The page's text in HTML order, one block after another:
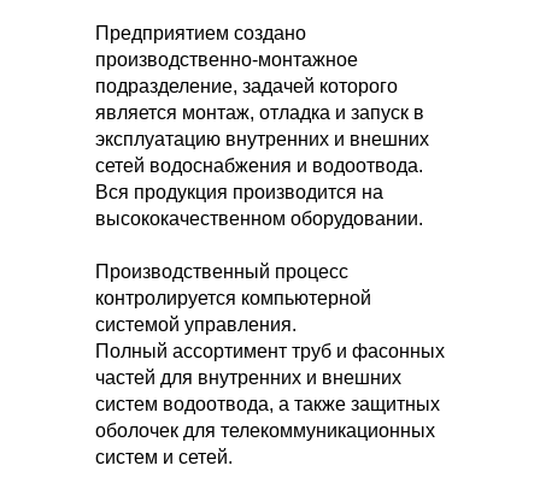
Предприятием создано
производственно-монтажное
подразделение, задачей которого
является монтаж, отладка и запуск в
эксплуатацию внутренних и внешних
сетей водоснабжения и водоотвода.
Вся продукция производится на
высококачественном оборудовании.
Производственный процесс
контролируется компьютерной
системой управления.
Полный ассортимент труб и фасонных
частей для внутренних и внешних
систем водоотвода, а также защитных
оболочек для телекоммуникационных
систем и сетей.